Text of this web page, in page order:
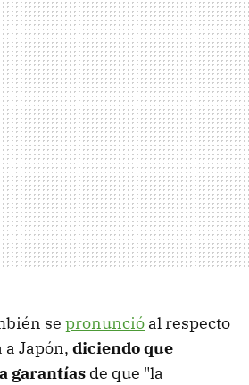
se pronunció al respecto
Japón, diciendo que
garantías de que "la